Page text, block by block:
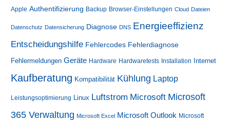
Apple Authentifizierung Backup Browser-Einstellungen Cloud Dateien
Datenschutz Datensicherung Diagnose DNS Energieeffizienz
Entscheidungshilfe Fehlercodes Fehlerdiagnose
Fehlermeldungen Geräte Hardware Hardwaretests Installation Internet
Kaufberatung Kompatibilität Kühlung Laptop
Leistungsoptimierung Linux Luftstrom Microsoft Microsoft
365 Verwaltung Microsoft Excel Microsoft Outlook Microsoft